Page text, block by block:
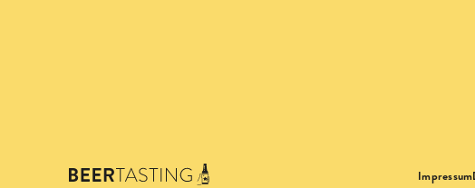
Impressum